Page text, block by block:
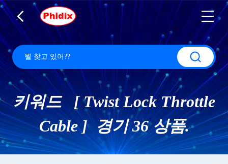
키워드 [ Twist Lock Throttle
Cable ] 경기 36 상품.